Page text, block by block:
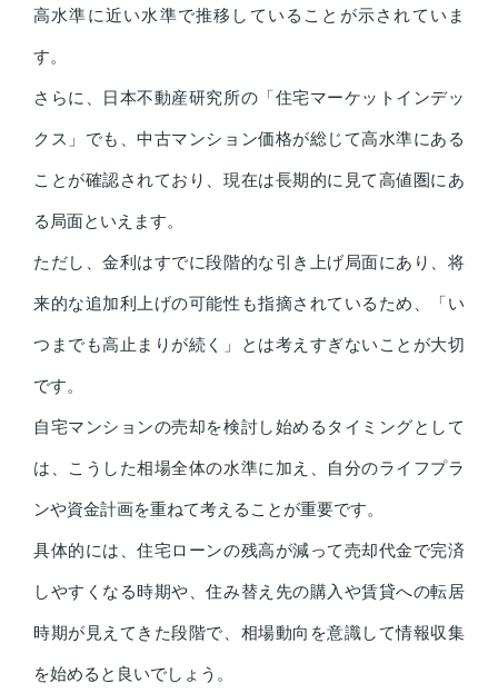
高水準に近い水準で推移していることが示されていま
す。
さらに、日本不動産研究所の「住宅マーケットインデッ
クス」でも、中古マンション価格が総じて高水準にある
ことが確認されており、現在は長期的に見て高値圏にあ
る局面といえます。
ただし、金利はすでに段階的な引き上げ局面にあり、将
来的な追加利上げの可能性も指摘されているため、「い
つまでも高止まりが続く」とは考えすぎないことが大切
です。
自宅マンションの売却を検討し始めるタイミングとして
は、こうした相場全体の水準に加え、自分のライフプラ
ンや資金計画を重ねて考えることが重要です。
具体的には、住宅ローンの残高が減って売却代金で完済
しやすくなる時期や、住み替え先の購入や賃貸への転居
時期が見えてきた段階で、相場動向を意識して情報収集
を始めると良いでしょう。